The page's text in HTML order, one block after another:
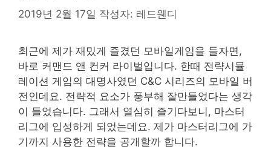
2019년 2월 17일 작성자: 레드웬디
최근에 제가 재밌게 즐겼던 모바일게임을 들자면,
바로 커맨드 앤 컨커 라이벌입니다. 한때 전략시뮬
레이션 게임의 대명사였던 C&C 시리즈의 모바일 버
전인데요. 전략적 요소가 풍부해 잘만들었다는 생각
이 들었습니다. 그래서 열심히 즐기다보니, 마스터
리그에 입성하게 되었는데요. 제가 마스터리그에 가
기까지 사용한 전략을 공개할까 합니다.